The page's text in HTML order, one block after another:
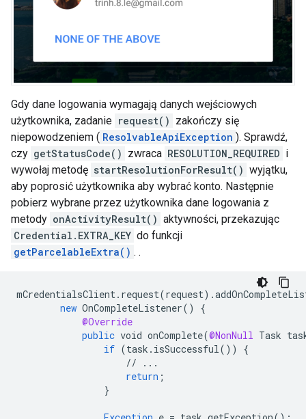
Gdy dane logowania wymagają danych wejściowych
użytkownika, zadanie request() zakończy się
niepowodzeniem ( ResolvableApiException ). Sprawdź,
czy getStatusCode() zwraca RESOLUTION_REQUIRED i
wywołaj metodę startResolutionForResult() wyjątku,
aby poprosić użytkownika aby wybrać konto. Następnie
pobierz wybrane przez użytkownika dane logowania z
metody onActivityResult() aktywności, przekazując
Credential.EXTRA_KEY do funkcji
getParcelableExtra() . .
mCredentialsClient. request(request).
new OnCompleteListener()
{
@Override
public void onComplete(@NonNull Task
if (task . isSuccessful())
{
//
...
return ;
}